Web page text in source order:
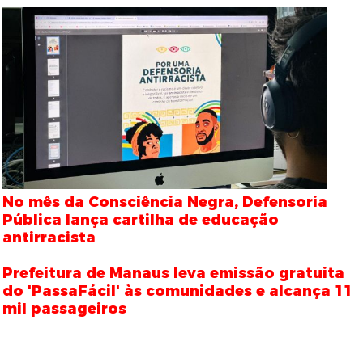
No mês da Consciência Negra, Defensoria
Pública lança cartilha de educação
antirracista
Prefeitura de Manaus leva emissão gratuita
do 'PassaFácil' às comunidades e alcança 11
mil passageiros